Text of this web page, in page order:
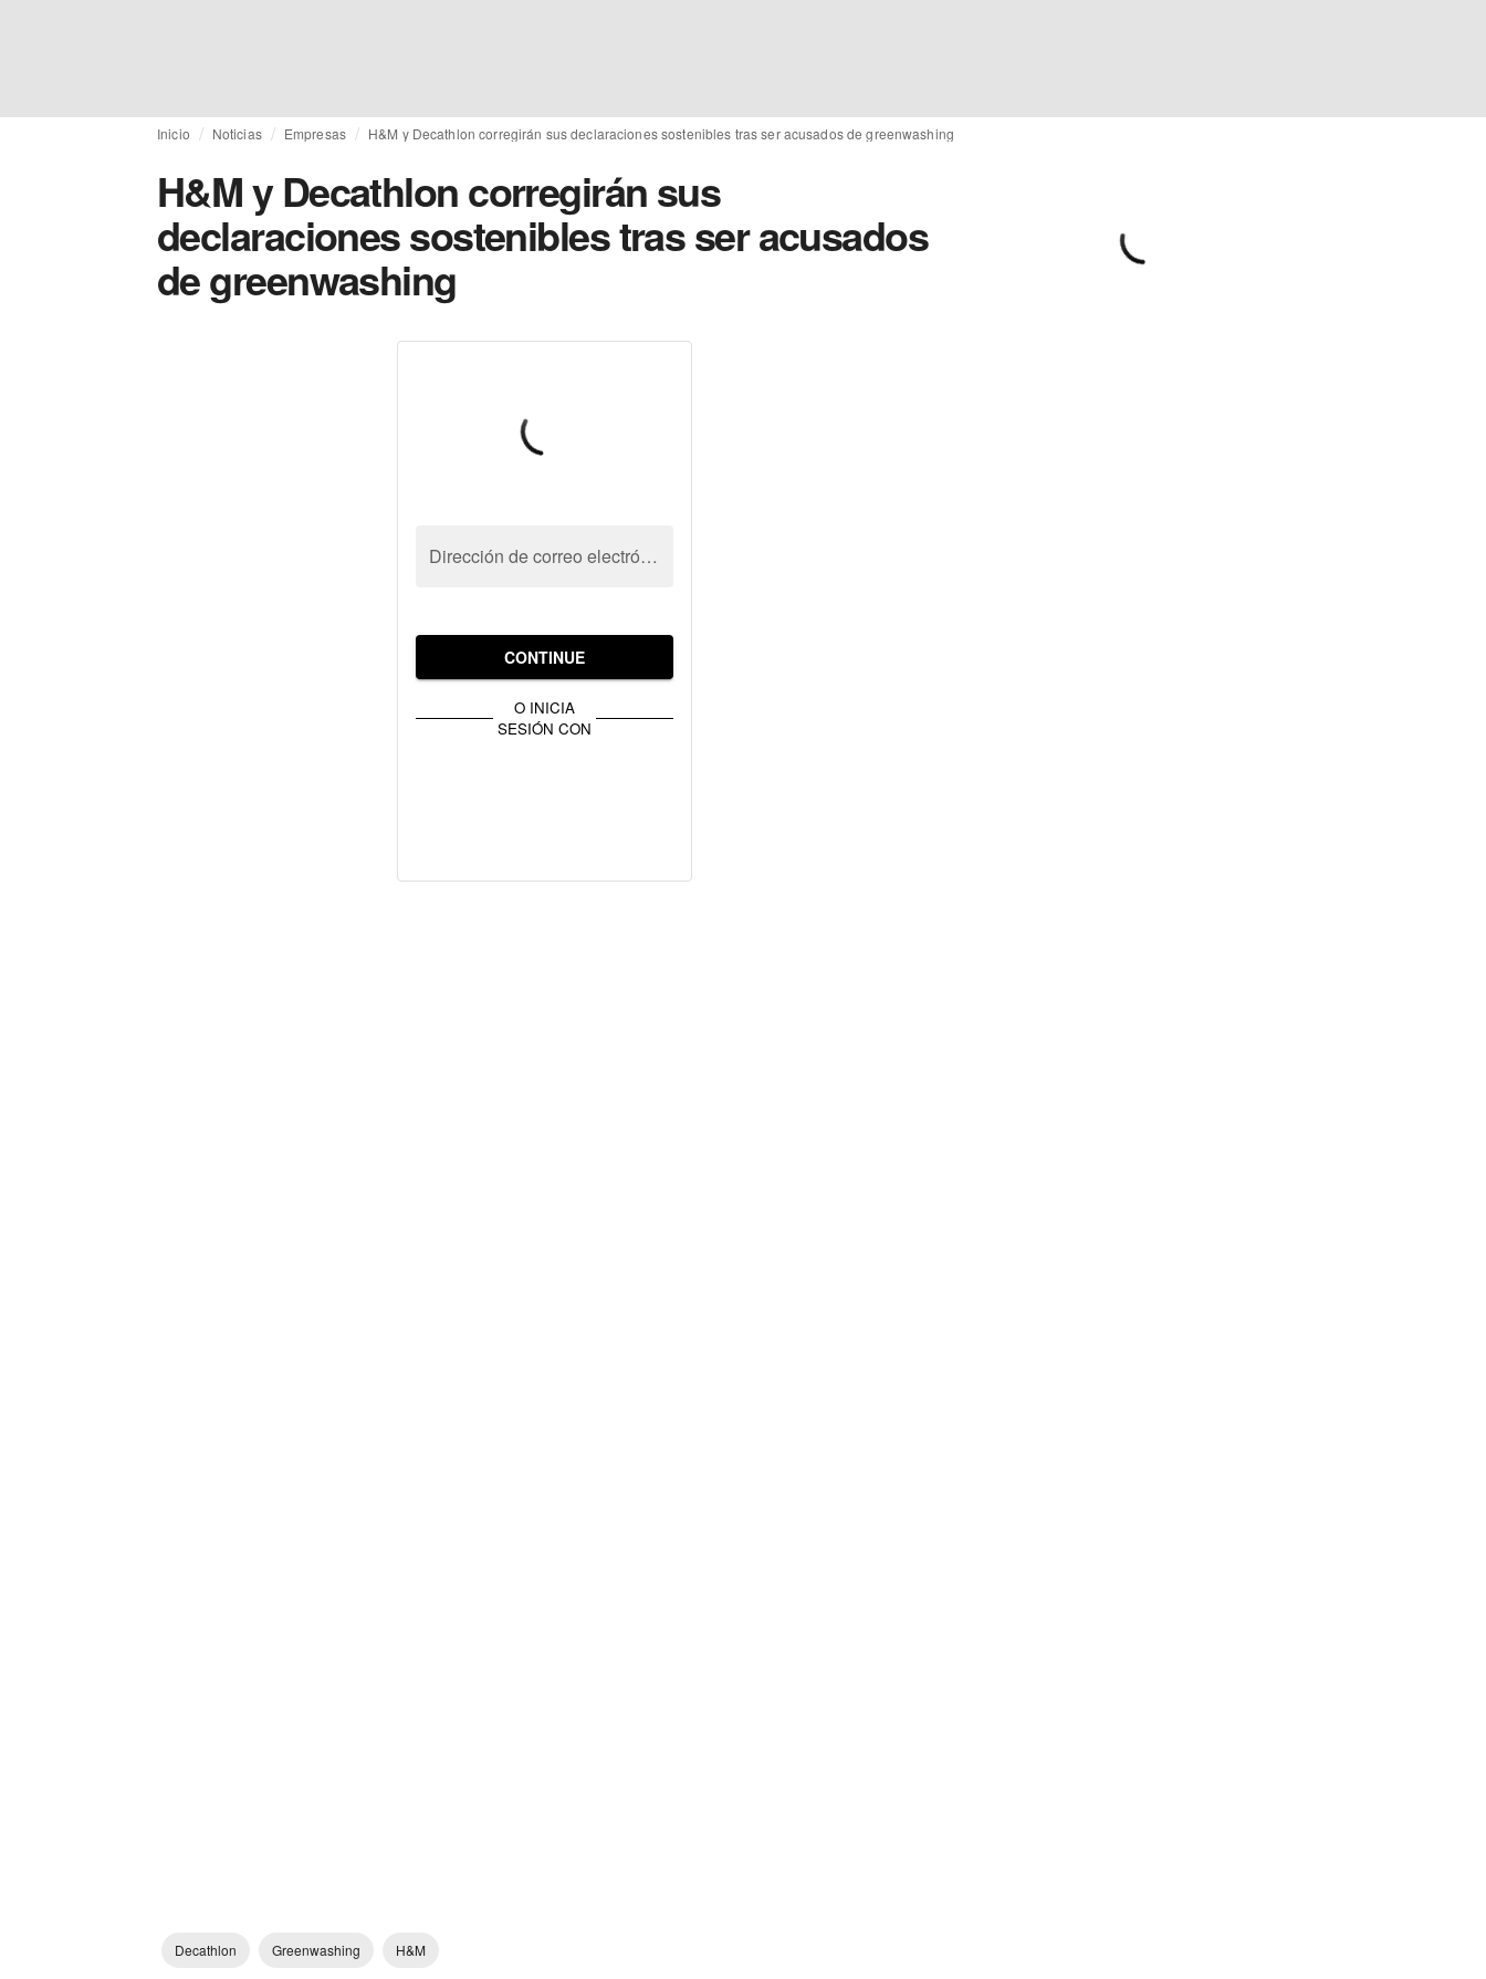
Inicio Noticias Empresas H&M y Decathlon corregirán sus declaraciones sostenibles tras ser acusados de greenwashing
H&M y Decathlon corregirán sus
declaraciones sostenibles tras ser acusados
de greenwashing
Dirección de correo electrónico
CONTINUE
O INICIA
SESIÓN CON
Decathlon Greenwashing H&M